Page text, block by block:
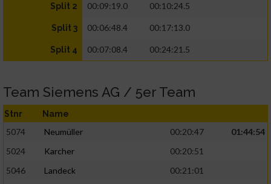
Split 2 00:09:19.0 00:10:24.5
Split 3 00:06:48.4 00:17:13.0
Split 4 00:07:08.4 00:24:21.5
Team Siemens AG / 5er Team
Stnr Name
5074 Neumüller 00:20:47
01:44:54
5024
Karcher
00:20:51
5046
Landeck
00:21:01